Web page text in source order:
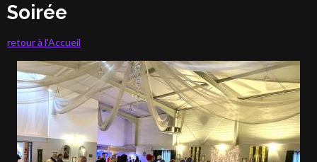
Soirée
retour à l'Accueil